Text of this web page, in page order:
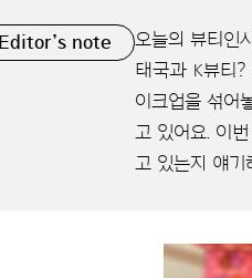
Editor’s note
오늘의 뷰티인
태국과 K뷰티
이크업을 섞어
고 있어요. 이
고 있는지 얘기